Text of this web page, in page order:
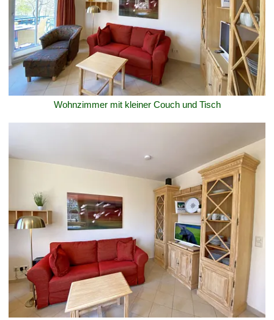
Wohnzimmer mit kleiner Couch und Tisch